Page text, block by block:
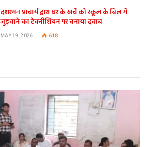
दशरमन प्राचार्य द्वारा घर के खर्चे को स्कूल के बिल में
जुड़वाने का टेक्नीशियन पर बनाया दवाब
MAY 19, 2026 618